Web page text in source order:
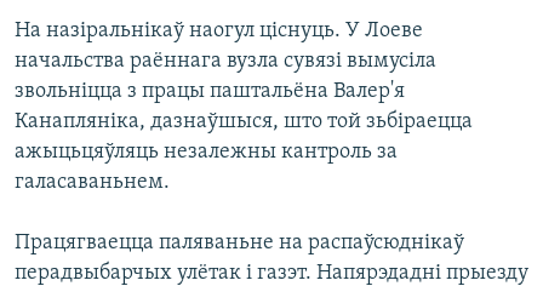
На назіральнікаў наогул ціснуць. У Лоеве
начальства раённага вузла сувязі вымусіла
звольніцца з працы паштальёна Валер'я
Канапляніка, дазнаўшыся, што той зьбіраецца
ажыцьцяўляць незалежны кантроль за
галасаваньнем.
Працягваецца паляваньне на распаўсюднікаў
перадвыбарчых улётак і газэт. Напярэдадні прыезду